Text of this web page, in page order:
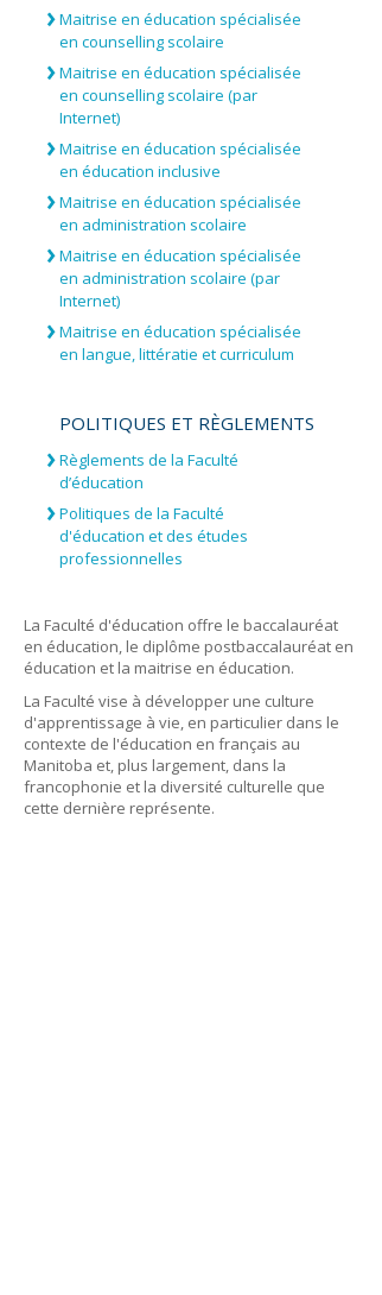
Maitrise en éducation spécialisée
en counselling scolaire
Maitrise en éducation spécialisée
en counselling scolaire (par
Internet)
Maitrise en éducation spécialisée
en éducation inclusive
Maitrise en éducation spécialisée
en administration scolaire
Maitrise en éducation spécialisée
en administration scolaire (par
Internet)
Maitrise en éducation spécialisée
en langue, littératie et curriculum
POLITIQUES ET RÈGLEMENTS
Règlements de la Faculté
d’éducation
Politiques de la Faculté
d'éducation et des études
professionnelles
La Faculté d'éducation offre le baccalauréat
en éducation, le diplôme postbaccalauréat en
éducation et la maitrise en éducation.
La Faculté vise à développer une culture
d'apprentissage à vie, en particulier dans le
contexte de l'éducation en français au
Manitoba et, plus largement, dans la
francophonie et la diversité culturelle que
cette dernière représente.